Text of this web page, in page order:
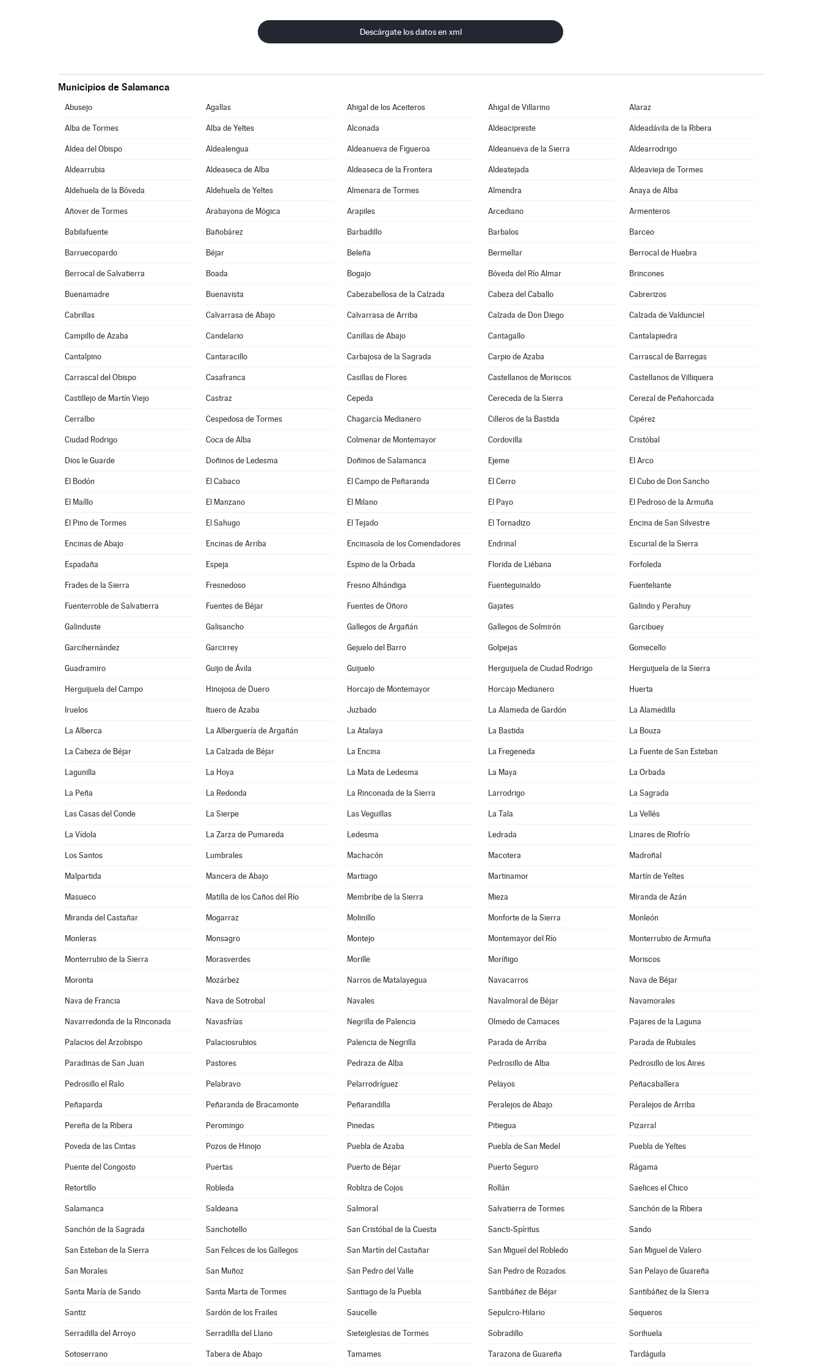
Descárgate los datos en xml
Municipios de Salamanca
Abusejo Agallas Ahigal de los Aceiteros Ahigal de Villarino Alaraz
Alba de Tormes Alba de Yeltes Alconada Aldeacipreste Aldeadávila de la Ribera
Aldea del Obispo Aldealengua Aldeanueva de Figueroa Aldeanueva de la Sierra Aldearrodrigo
Aldearrubia Aldeaseca de Alba Aldeaseca de la Frontera Aldeatejada Aldeavieja de Tormes
Aldehuela de la Bóveda Aldehuela de Yeltes Almenara de Tormes Almendra Anaya de Alba
Añover de Tormes Arabayona de Mógica Arapiles Arcediano Armenteros
Babilafuente Bañobárez Barbadillo Barbalos Barceo
Barruecopardo Béjar Beleña Bermellar Berrocal de Huebra
Berrocal de Salvatierra Boada Bogajo Bóveda del Río Almar Brincones
Buenamadre Buenavista Cabezabellosa de la Calzada Cabeza del Caballo Cabrerizos
Cabrillas Calvarrasa de Abajo Calvarrasa de Arriba Calzada de Don Diego Calzada de Valdunciel
Campillo de Azaba Candelario Canillas de Abajo Cantagallo Cantalapiedra
Cantalpino Cantaracillo Carbajosa de la Sagrada Carpio de Azaba Carrascal de Barregas
Carrascal del Obispo Casafranca Casillas de Flores Castellanos de Moriscos Castellanos de Villiquera
Castillejo de Martín Viejo Castraz Cepeda Cereceda de la Sierra Cerezal de Peñahorcada
Cerralbo Cespedosa de Tormes Chagarcía Medianero Cilleros de la Bastida Cipérez
Ciudad Rodrigo Coca de Alba Colmenar de Montemayor Cordovilla Cristóbal
Dios le Guarde Doñinos de Ledesma Doñinos de Salamanca Ejeme El Arco
El Bodón El Cabaco El Campo de Peñaranda El Cerro El Cubo de Don Sancho
El Maíllo El Manzano El Milano El Payo El Pedroso de la Armuña
El Pino de Tormes El Sahugo El Tejado El Tornadizo Encina de San Silvestre
Encinas de Abajo Encinas de Arriba Encinasola de los Comendadores Endrinal Escurial de la Sierra
Espadaña Espeja Espino de la Orbada Florida de Liébana Forfoleda
Frades de la Sierra Fresnedoso Fresno Alhándiga Fuenteguinaldo Fuenteliante
Fuenterroble de Salvatierra Fuentes de Béjar Fuentes de Oñoro Gajates Galindo y Perahuy
Galinduste Galisancho Gallegos de Argañán Gallegos de Solmirón Garcibuey
Garcihernández Garcirrey Gejuelo del Barro Golpejas Gomecello
Guadramiro Guijo de Ávila Guijuelo Herguijuela de Ciudad Rodrigo Herguijuela de la Sierra
Herguijuela del Campo Hinojosa de Duero Horcajo de Montemayor Horcajo Medianero Huerta
Iruelos Ituero de Azaba Juzbado La Alameda de Gardón La Alamedilla
La Alberca La Alberguería de Argañán La Atalaya La Bastida La Bouza
La Cabeza de Béjar La Calzada de Béjar La Encina La Fregeneda La Fuente de San Esteban
Lagunilla La Hoya La Mata de Ledesma La Maya La Orbada
La Peña La Redonda La Rinconada de la Sierra Larrodrigo La Sagrada
Las Casas del Conde La Sierpe Las Veguillas La Tala La Vellés
La Vídola La Zarza de Pumareda Ledesma Ledrada Linares de Riofrío
Los Santos Lumbrales Machacón Macotera Madroñal
Malpartida Mancera de Abajo Martiago Martinamor Martín de Yeltes
Masueco Matilla de los Caños del Río Membribe de la Sierra Mieza Miranda de Azán
Miranda del Castañar Mogarraz Molinillo Monforte de la Sierra Monleón
Monleras Monsagro Montejo Montemayor del Río Monterrubio de Armuña
Monterrubio de la Sierra Morasverdes Morille Moríñigo Moriscos
Moronta Mozárbez Narros de Matalayegua Navacarros Nava de Béjar
Nava de Francia Nava de Sotrobal Navales Navalmoral de Béjar Navamorales
Navarredonda de la Rinconada Navasfrías Negrilla de Palencia Olmedo de Camaces Pajares de la Laguna
Palacios del Arzobispo Palaciosrubios Palencia de Negrilla Parada de Arriba Parada de Rubiales
Paradinas de San Juan Pastores Pedraza de Alba Pedrosillo de Alba Pedrosillo de los Aires
Pedrosillo el Ralo Pelabravo Pelarrodríguez Pelayos Peñacaballera
Peñaparda Peñaranda de Bracamonte Peñarandilla Peralejos de Abajo Peralejos de Arriba
Pereña de la Ribera Peromingo Pinedas Pitiegua Pizarral
Poveda de las Cintas Pozos de Hinojo Puebla de Azaba Puebla de San Medel Puebla de Yeltes
Puente del Congosto Puertas Puerto de Béjar Puerto Seguro Rágama
Retortillo Robleda Robliza de Cojos Rollán Saelices el Chico
Salamanca Saldeana Salmoral Salvatierra de Tormes Sanchón de la Ribera
Sanchón de la Sagrada Sanchotello San Cristóbal de la Cuesta Sancti-Spíritus Sando
San Esteban de la Sierra San Felices de los Gallegos San Martín del Castañar San Miguel del Robledo San Miguel de Valero
San Morales San Muñoz San Pedro del Valle San Pedro de Rozados San Pelayo de Guareña
Santa María de Sando Santa Marta de Tormes Santiago de la Puebla Santibáñez de Béjar Santibáñez de la Sierra
Santiz Sardón de los Frailes Saucelle Sepulcro-Hilario Sequeros
Serradilla del Arroyo Serradilla del Llano Sieteiglesias de Tormes Sobradillo Sorihuela
Sotoserrano Tabera de Abajo Tamames Tarazona de Guareña Tardáguila